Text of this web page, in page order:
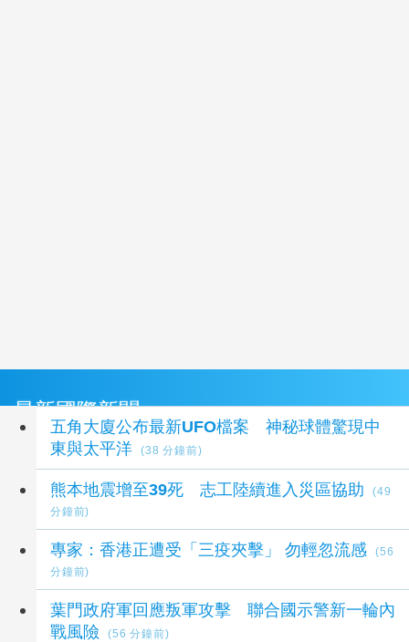
最新國際新聞
五角大廈公布最新UFO檔案 神秘球體驚現中
東與太平洋
(38 分鐘前)
熊本地震增至39死 志工陸續進入災區協助
(49
分鐘前)
專家：香港正遭受「三疫夾擊」 勿輕忽流感
(56
分鐘前)
葉門政府軍回應叛軍攻擊 聯合國示警新一輪內
戰風險
(56 分鐘前)